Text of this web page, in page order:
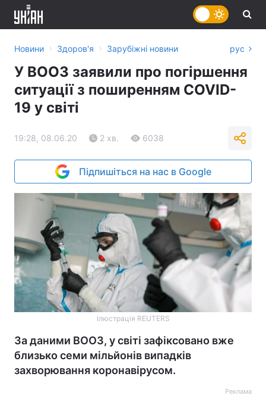
Новини › Здоров'я › Зарубіжні новини рус
У ВООЗ заявили про погіршення
ситуації з поширенням COVID-
19 у світі
19:28, 08.06.20 2 хв. 6038
Підпишіться на нас в Google
Ілюстрація REUTERS
За даними ВООЗ, у світі зафіксовано вже
близько семи мільйонів випадків
захворювання коронавірусом.
Реклама